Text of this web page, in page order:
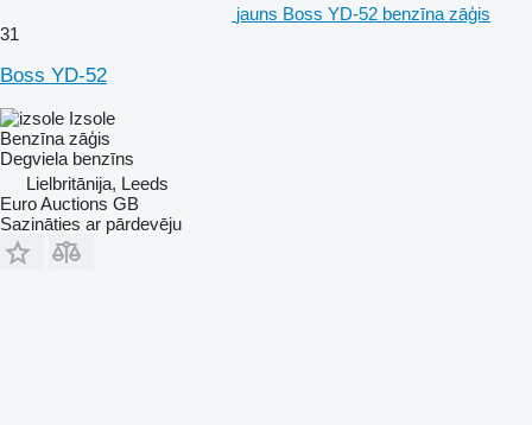
jauns Boss YD-52 benzīna zāģis
31
Boss YD-52
Izsole
Benzīna zāģis
Degviela benzīns
Lielbritānija, Leeds
Euro Auctions GB
Sazināties ar pārdevēju